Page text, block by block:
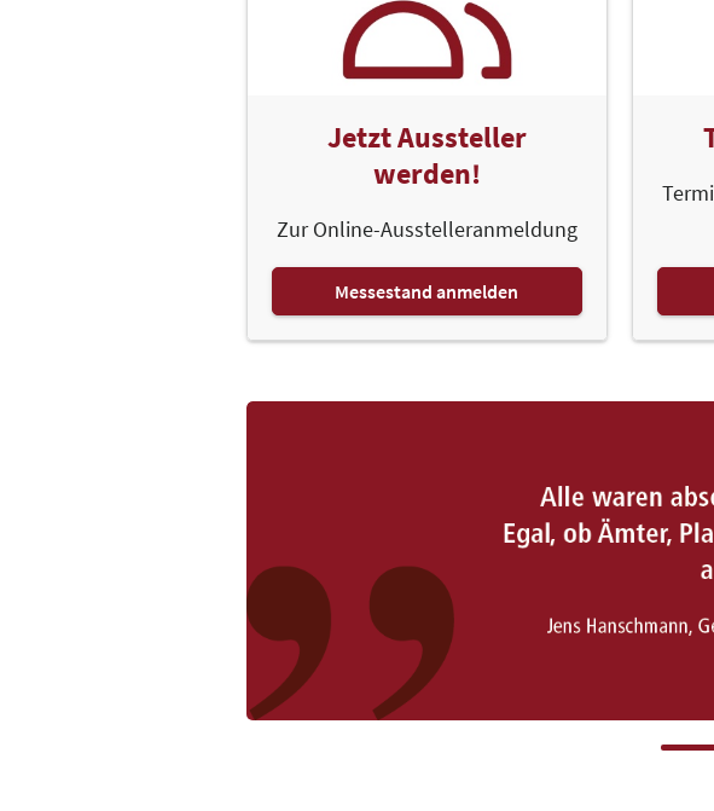
Jetzt Aussteller
werden!
Zur Online-Ausstelleranmeldung
Messestand anmelden